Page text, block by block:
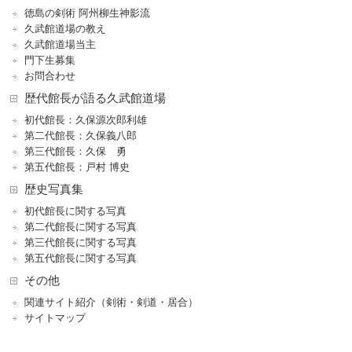
徳島の剣術 阿州柳生神影流
久武館道場の教え
久武館道場当主
門下生募集
お問合わせ
歴代館長が語る久武館道場
初代館長：久保源次郎利雄
第二代館長：久保義八郎
第三代館長：久保 勇
第五代館長：戸村 博史
歴史写真集
初代館長に関する写真
第二代館長に関する写真
第三代館長に関する写真
第五代館長に関する写真
その他
関連サイト紹介（剣術・剣道・居合）
サイトマップ